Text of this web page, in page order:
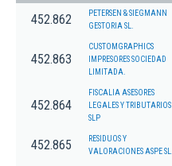
452.862
PETERSEN & SIEGMANN
GESTORIA SL.
452.863
CUSTOMGRAPHICS
IMPRESORES SOCIEDAD
LIMITADA.
452.864
FISCALIA ASESORES
LEGALES Y TRIBUTARIOS
SLP
452.865
RESIDUOS Y
VALORACIONES ASPE SL.